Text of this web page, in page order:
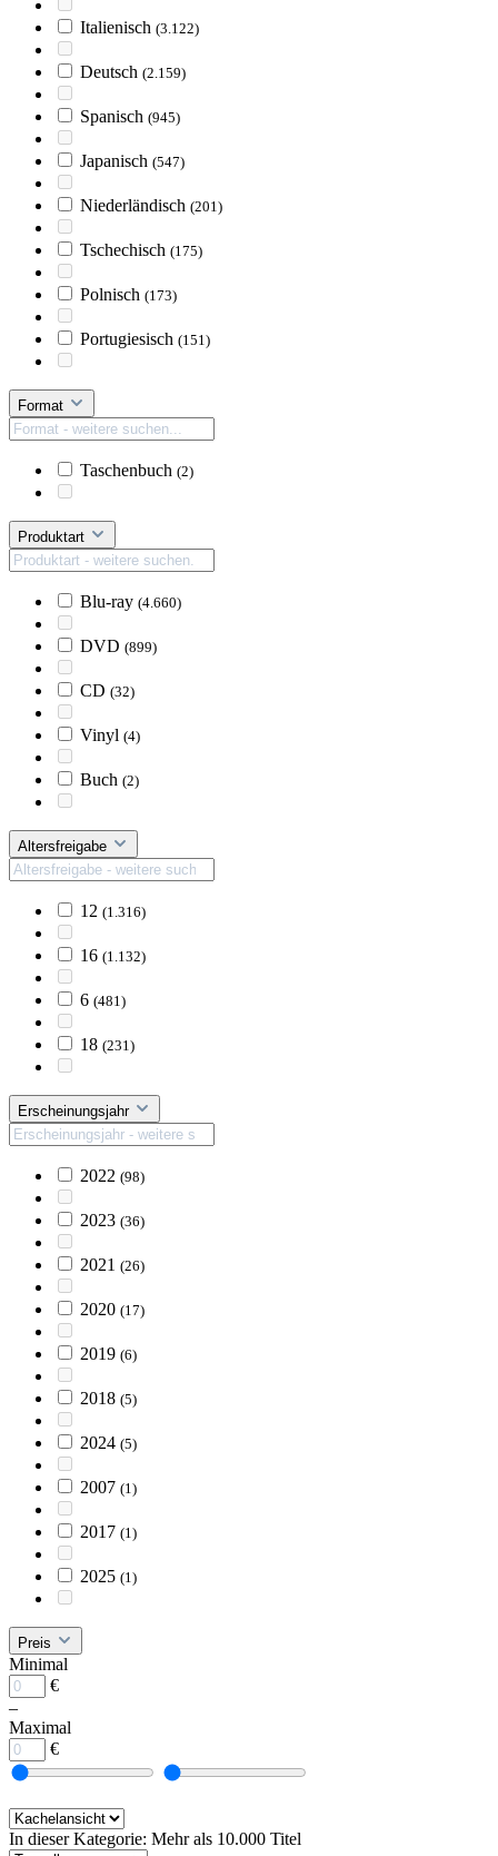
Italienisch (3.122)
Deutsch (2.159)
Spanisch (945)
Japanisch (547)
Niederländisch (201)
Tschechisch (175)
Polnisch (173)
Portugiesisch (151)
Format
Taschenbuch (2)
Produktart
Blu-ray (4.660)
DVD (899)
CD (32)
Vinyl (4)
Buch (2)
Altersfreigabe
12 (1.316)
16 (1.132)
6 (481)
18 (231)
Erscheinungsjahr
2022 (98)
2023 (36)
2021 (26)
2020 (17)
2019 (6)
2018 (5)
2024 (5)
2007 (1)
2017 (1)
2025 (1)
Preis
Minimal
€
–
Maximal
€
In dieser Kategorie: Mehr als 10.000 Titel